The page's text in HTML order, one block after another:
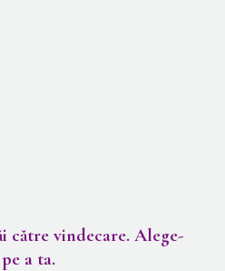
către vindecare. Alege-
a ta.